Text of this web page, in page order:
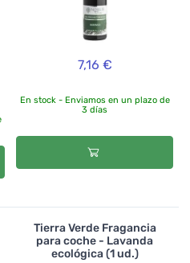
7,16 €
En stock - Enviamos en un plazo de
3 días
Tierra Verde Fragancia
para coche - Lavanda
ecológica (1 ud.)